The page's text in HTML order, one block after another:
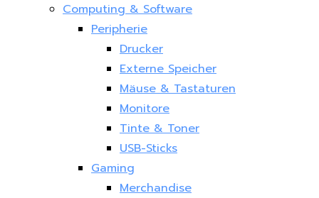
Computing & Software
Peripherie
Drucker
Externe Speicher
Mäuse & Tastaturen
Monitore
Tinte & Toner
USB-Sticks
Gaming
Merchandise